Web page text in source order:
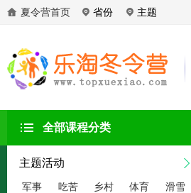
夏令营首页 省份 主题
全部课程分类
主题活动
军事 吃苦 乡村 体育
滑雪